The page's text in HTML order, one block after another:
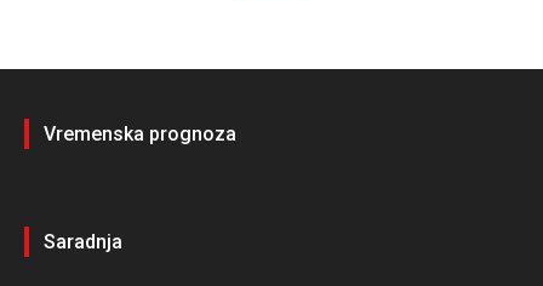
Vremenska prognoza
Saradnja